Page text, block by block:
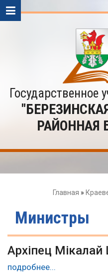
Государственное
РАЙОННАЯ
Главная »
Министры
Архіпец Мікалай
подробнее...